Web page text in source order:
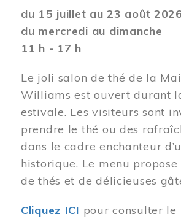
du 15 juillet au 23 août
du mercredi au dimanche
11 h - 17 h
Le joli salon de thé de la
Williams est ouvert durant
estivale. Les visiteurs sont
prendre le thé ou des
dans le cadre enchanteur
historique. Le menu
de thés et de délicieuses
Cliquez ICI pour consulter le